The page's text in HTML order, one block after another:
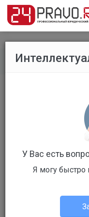
Обычные
У Вас есть
Я могу быстро